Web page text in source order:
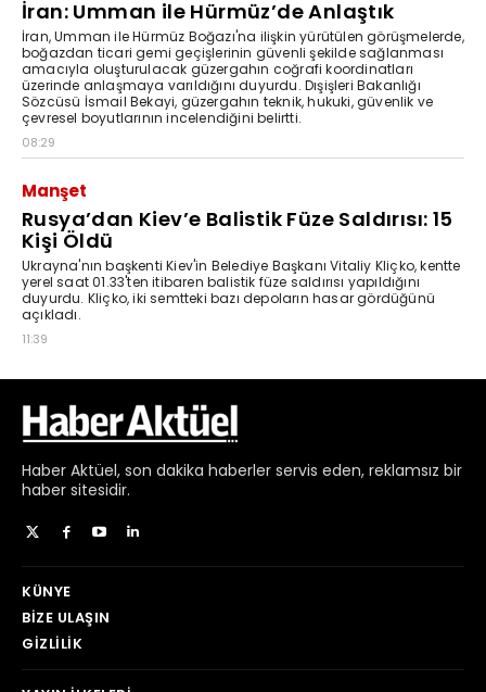
Haber Aktüel, son dakika haberler servis eden, reklamsız bir
haber sitesidir.
KÜNYE
BIZE ULAŞIN
GIZLILIK